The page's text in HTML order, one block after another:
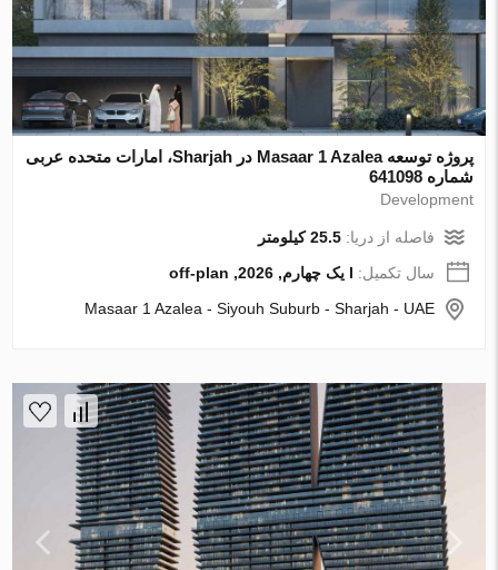
پروژه توسعه Masaar 1 Azalea در Sharjah، امارات متحده عربی
شماره 641098
Development
فاصله از دریا:25.5 کیلومتر
سال تکمیل: I یک چهارم, 2026, off-plan
Masaar 1 Azalea - Siyouh Suburb - Sharjah - UAE